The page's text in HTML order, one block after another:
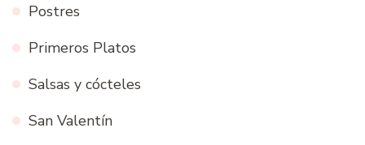
Postres
Primeros Platos
Salsas y cócteles
San Valentín